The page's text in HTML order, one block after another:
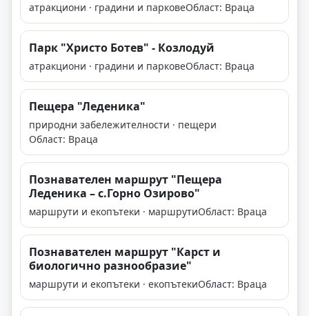
атракциони · градини и парковеОбласт: Враца
Парк "Христо Ботев" - Козлодуй
атракциони · градини и парковеОбласт: Враца
Пещера "Леденика"
природни забележителности · пещери
Област: Враца
Познавателен маршрут "Пещера
Леденика – с.Горно Озирово"
маршрути и екопътеки · маршрутиОбласт: Враца
Познавателен маршрут "Карст и
биологично разнообразие"
маршрути и екопътеки · екопътекиОбласт: Враца